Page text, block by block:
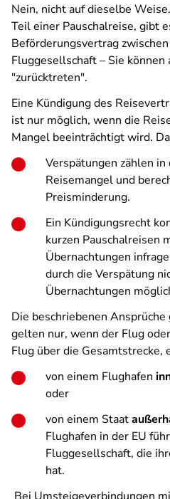
Nein, nicht auf dieselbe
Teil einer Pauschalreise, gibt
Beförderungsvertrag
Fluggesellschaft – Sie
"zurücktreten".
Eine Kündigung des
ist nur möglich, wenn die
Mangel beeinträchtigt wird.
Verspätungen zählen
Reisemangel und
Preisminderung.
Ein Kündigungsrecht
kurzen Pauschalreisen
Übernachtungen
durch die Verspätung
Übernachtungen
Die beschriebenen
gelten nur, wenn der Flug
Flug über die Gesamtstrecke,
von einem Flughafen
oder
von einem Staat
Flughafen in der EU
Fluggesellschaft, die
hat.